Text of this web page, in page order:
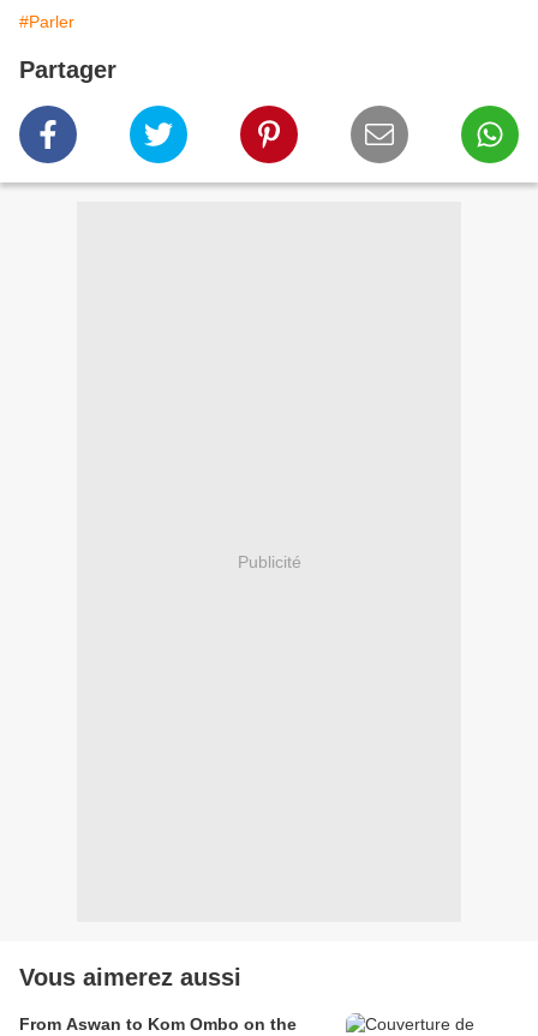
#Parler
Partager
Publicité
Vous aimerez aussi
From Aswan to Kom Ombo on the